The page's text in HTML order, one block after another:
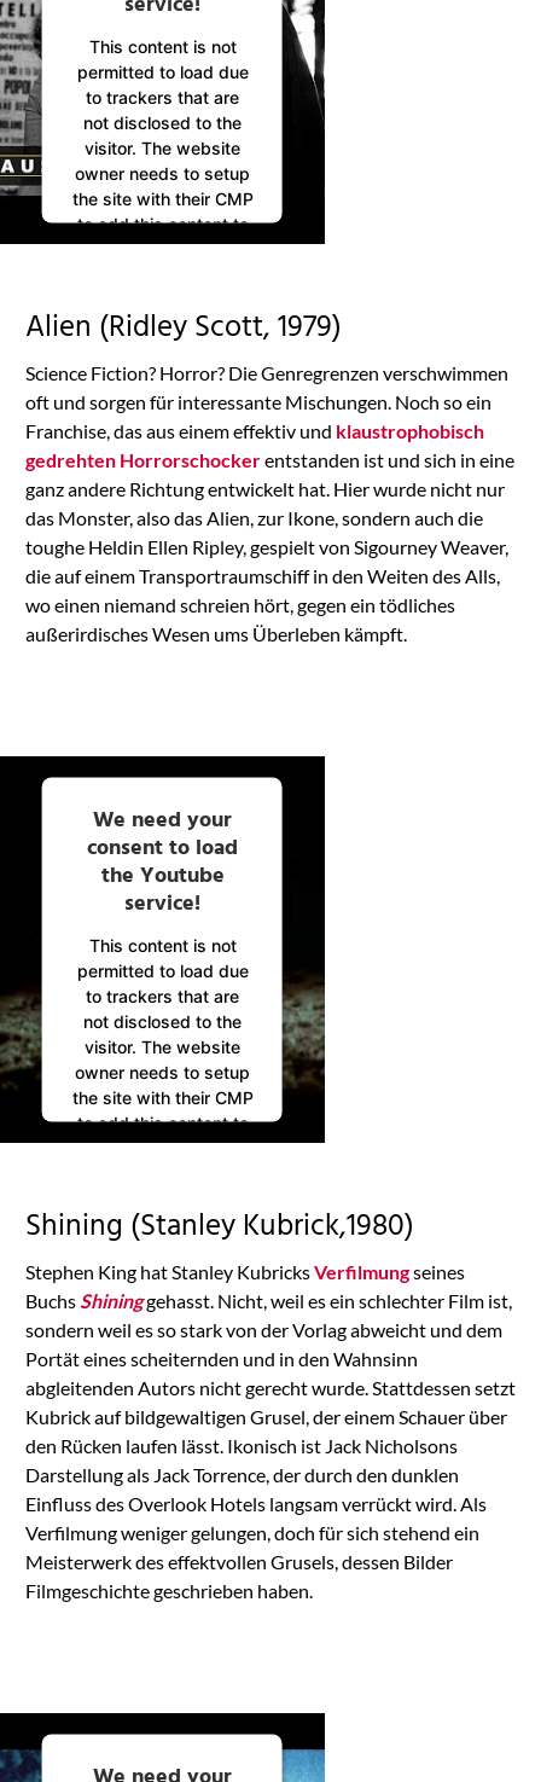
This content is not
permitted to load due
to trackers that are
not disclosed to the
visitor. The website
owner needs to setup
the site with their CMP
to add this content to
the list of technologies
Usercentrics Consent
Platform
Alien (Ridley Scott, 1979)
Science Fiction? Horror? Die Genregrenzen verschwimmen
oft und sorgen für interessante Mischungen. Noch so ein
Franchise, das aus einem effektiv und klaustrophobisch
gedrehten Horrorschockerentstanden ist und sich in eine
ganz andere Richtung entwickelt hat. Hier wurde nicht nur
das Monster, also das Alien, zur Ikone, sondern auch die
toughe Heldin Ellen Ripley, gespielt von Sigourney Weaver,
die auf einem Transportraumschiff in den Weiten des Alls,
wo einen niemand schreien hört, gegen ein tödliches
außerirdisches Wesen ums Überleben kämpft.
We need your
consent to load
the Youtube
service!
This content is not
permitted to load due
to trackers that are
not disclosed to the
visitor. The website
owner needs to setup
the site with their CMP
to add this content to
the list of technologies
Usercentrics Consent
Platform
Shining (Stanley Kubrick,1980)
Stephen King hat Stanley KubricksVerfilmungseines
BuchsShininggehasst. Nicht, weil es ein schlechter Film ist,
sondern weil es so stark von der Vorlag abweicht und dem
Portät eines scheiternden und in den Wahnsinn
abgleitenden Autors nicht gerecht wurde. Stattdessen setzt
Kubrick auf bildgewaltigen Grusel, der einem Schauer über
den Rücken laufen lässt. Ikonisch ist Jack Nicholsons
Darstellung als Jack Torrence, der durch den dunklen
Einfluss des Overlook Hotels langsam verrückt wird. Als
Verfilmung weniger gelungen, doch für sich stehend ein
Meisterwerk des effektvollen Grusels, dessen Bilder
Filmgeschichte geschrieben haben.